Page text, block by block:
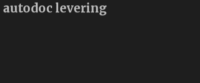
autodoc levering